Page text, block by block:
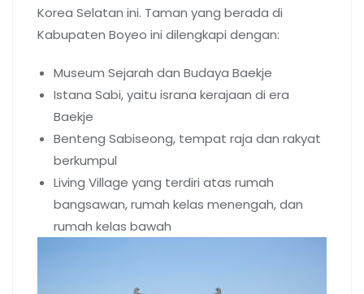
Korea Selatan ini. Taman yang berada di
Kabupaten Boyeo ini dilengkapi dengan:
Museum Sejarah dan Budaya Baekje
Istana Sabi, yaitu israna kerajaan di era
Baekje
Benteng Sabiseong, tempat raja dan rakyat
berkumpul
Living Village yang terdiri atas rumah
bangsawan, rumah kelas menengah, dan
rumah kelas bawah